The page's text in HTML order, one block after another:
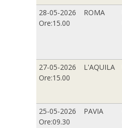
28-05-2026
Ore:15.00
ROMA
27-05-2026
Ore:15.00
L'AQUILA
25-05-2026
Ore:09.30
PAVIA